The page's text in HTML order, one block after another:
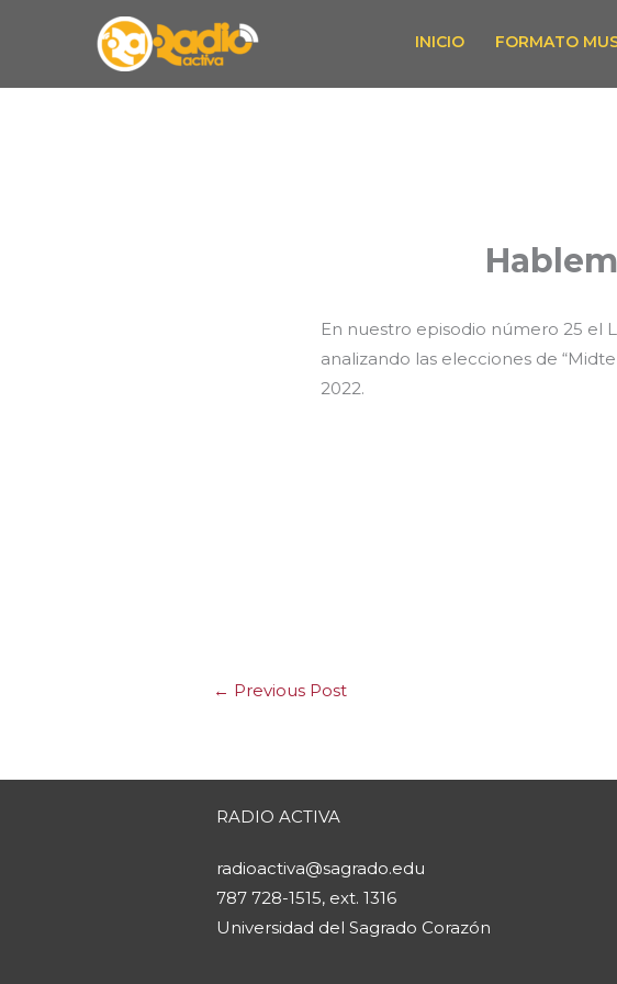
INICIO FORMATO
En nuestro episodio número 25 el
analizando las elecciones de
2022.
← Previous Post
RADIO ACTIVA
radioactiva@sagrado.edu
787 728-1515, ext. 1316
Universidad del Sagrado Corazón